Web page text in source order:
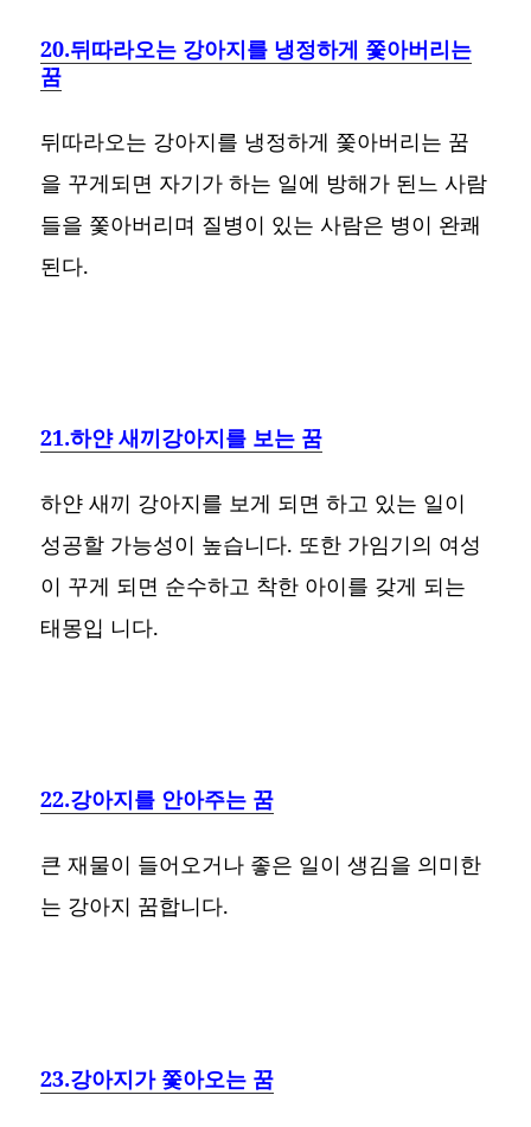
20.뒤따라오는 강아지를 냉정하게 쫓아버리는
꿈
뒤따라오는 강아지를 냉정하게 쫓아버리는 꿈
을 꾸게되면 자기가 하는 일에 방해가 된느 사람
들을 쫓아버리며 질병이 있는 사람은 병이 완쾌
된다.
21.하얀 새끼강아지를 보는 꿈
하얀 새끼 강아지를 보게 되면 하고 있는 일이
성공할 가능성이 높습니다. 또한 가임기의 여성
이 꾸게 되면 순수하고 착한 아이를 갖게 되는
태몽입 니다.
22.강아지를 안아주는 꿈
큰 재물이 들어오거나 좋은 일이 생김을 의미한
는 강아지 꿈합니다.
23.강아지가 쫓아오는 꿈